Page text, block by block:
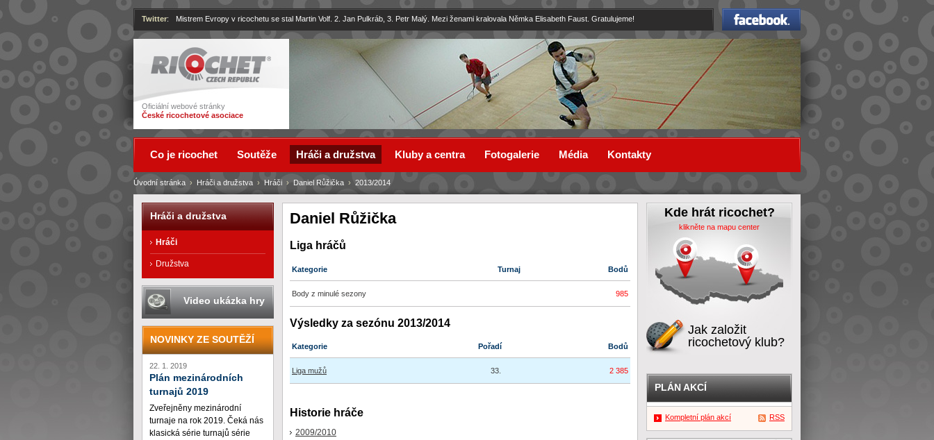
Ricochet
Oficiální webové stránky
České ricochetové asociace
Facebook
Twitter: Mistrem Evropy v ricochetu se stal Martin Volf. 2. Jan Pulkráb, 3. Petr Malý. Mezi ženami kralovala Němka Elisabeth Faust. Gratulujeme!
Daniel Růžička
Liga hráčů
Kategorie Turnaj Bodů
Body z minulé sezony 985
Výsledky za sezónu 2013/2014
Kategorie Pořadí Bodů
Liga mužů 33. 2 385
Historie hráče
2009/2010
Úvodní stránka › Hráči a družstva › Hráči › Daniel Růžička › 2013/2014
Co je ricochet Soutěže Hráči a družstva Kluby a centra Fotogalerie Média Kontakty
Hráči a družstva
Hráči
Družstva
Video ukázka hry
NOVINKY ZE SOUTĚŽÍ
22. 1. 2019
Plán mezinárodních
turnajů 2019
Zveřejněny mezinárodní
turnaje na rok 2019. Čeká nás
klasická série turnajů série
Kde hrát ricochet?
klikněte na mapu center
Jak založit
ricochetový klub?
PLÁN AKCÍ
Kompletní plán akcí RSS